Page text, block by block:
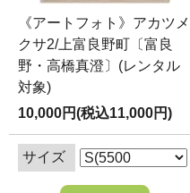
《アートフォト》アカツメ
クサ2/上富良野町〔富良
野・高橋真澄〕(レンタル
対象)
10,000円(税込11,000円)
サイズ